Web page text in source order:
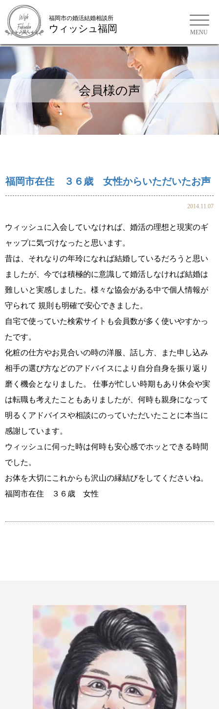
ウィッシュの婚活メソッド
ご成婚までの流れ 親御様から始める婚活
プラチナ倶楽部
福岡市の婚活結婚相談所
ウィッシュ福岡
会員様の声
福岡市在住 ３６歳 女性からいただいたお声
2014.11.07
ウィッシュに入会していなければ、婚活の理想と現実のギ
ャップに気づけなったと思います。
昔は、それなりの年玲になれば結婚しているだろうと思い
ましたが、今では積極的に意識して婚活しなければ結婚は
難しいと実感しました。様々な協会がある中で個人情報が
守られて 規則も明確で安心できました。
自宅で使っていた検索サイトも会員数が多く使いやすかっ
たです。
化粧の仕方やお見合いの時の洋服、話し方、また申し込み
相手の選び方などのアドバイスにより自分自身を振り返り
磨く機会となりました。 仕事が忙しい時期もあり休会や実
は転職も考えたこともありましたが、何時も親身になって
明るくアドバイスや相談にのっていただいたことに本当に
感謝しています。
ウィッシュに伺った時は何時も安心感でホッとできる時間
でした。
お体を大切にこれからも沢山の縁結びをしてくださいね。
福岡市在住 ３６歳 女性